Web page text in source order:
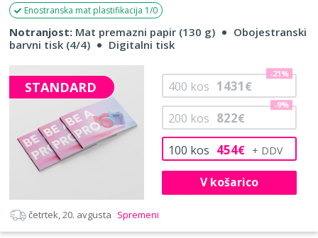
Enostranska mat plastifikacija 1/0
Notranjost: Mat premazni papir (130 g)
Obojestranski
barvni tisk (4/4)
Digitalni tisk
STANDARD
100 kos 454€
200 kos 822€
-9%
400 kos 1431€
-21%
V košarico
četrtek, 20. avgusta Spremeni